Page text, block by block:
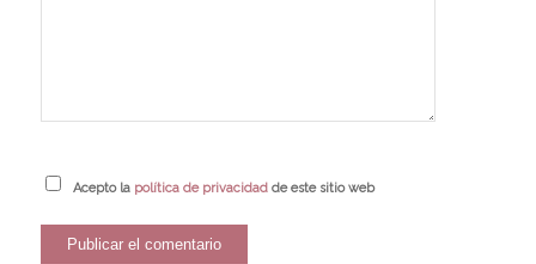
Acepto la política de privacidad de este sitio web